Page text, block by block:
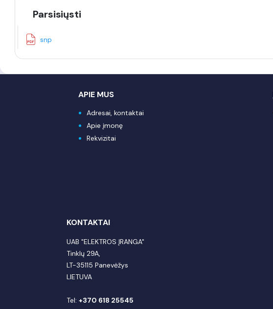
Parsisiųsti
snp
APIE MUS
Adresai, kontaktai
Apie įmonę
Rekvizitai
KONTAKTAI
UAB "ELEKTROS ĮRANGA"
Tinklų 29A,
LT-35115 Panevėžys
LIETUVA
Tel:+370 618 25545